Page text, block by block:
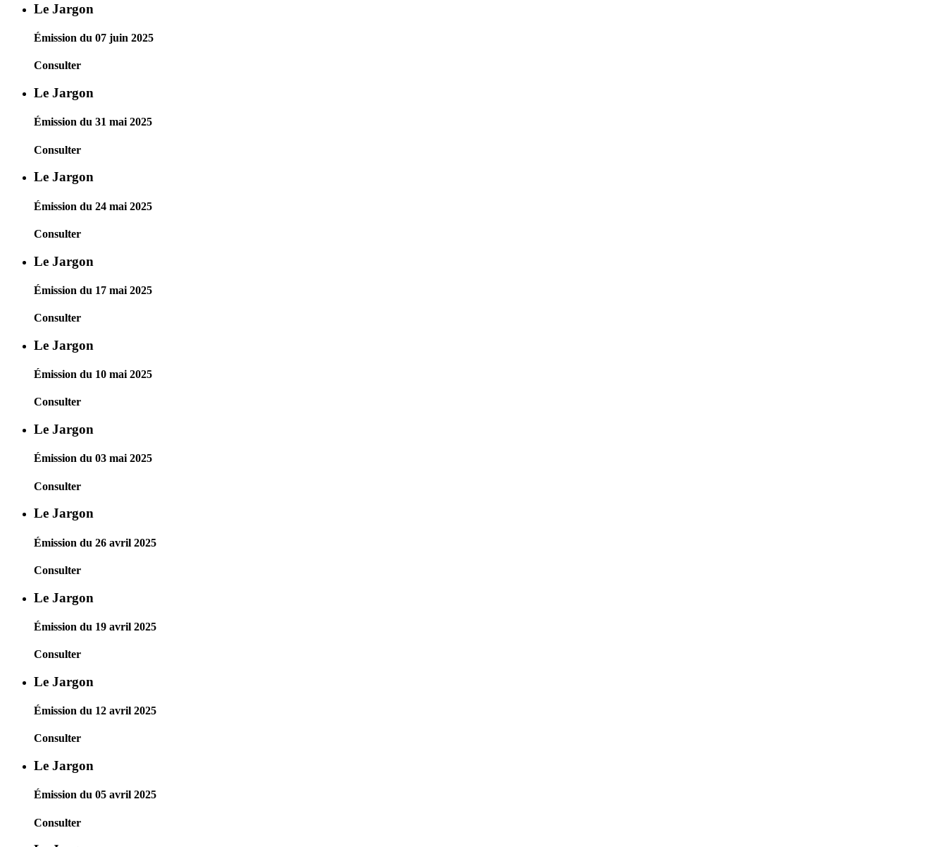
Le Jargon
Émission du 07 juin 2025
Consulter
Le Jargon
Émission du 31 mai 2025
Consulter
Le Jargon
Émission du 24 mai 2025
Consulter
Le Jargon
Émission du 17 mai 2025
Consulter
Le Jargon
Émission du 10 mai 2025
Consulter
Le Jargon
Émission du 03 mai 2025
Consulter
Le Jargon
Émission du 26 avril 2025
Consulter
Le Jargon
Émission du 19 avril 2025
Consulter
Le Jargon
Émission du 12 avril 2025
Consulter
Le Jargon
Émission du 05 avril 2025
Consulter